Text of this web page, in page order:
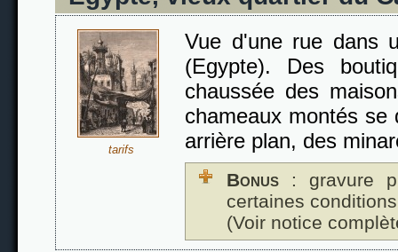
tarifs
Vue d'une rue dans
(Egypte). Des
chaussée des
chameaux montés se
arrière plan, des
Bonus : gravure
certaines
(Voir notice